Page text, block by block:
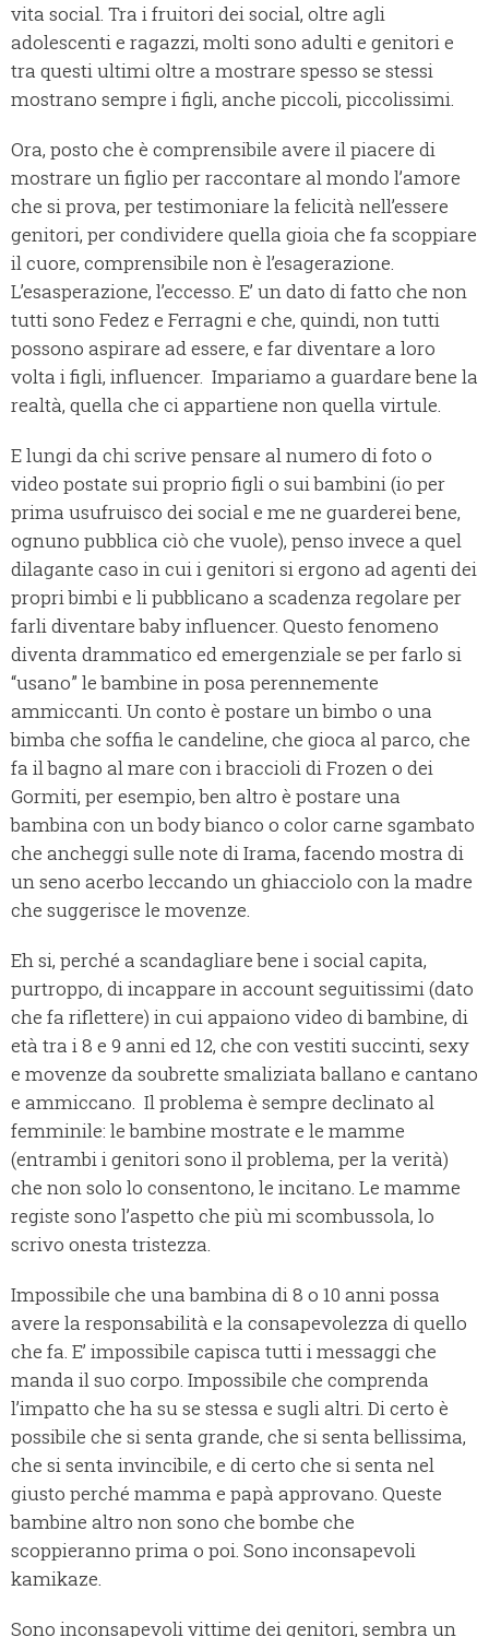
vita social. Tra i fruitori dei social, oltre agli
adolescenti e ragazzi, molti sono adulti e genitori e
tra questi ultimi oltre a mostrare spesso se stessi
mostrano sempre i figli, anche piccoli, piccolissimi.
Ora, posto che è comprensibile avere il piacere di
mostrare un figlio per raccontare al mondo l’amore
che si prova, per testimoniare la felicità nell’essere
genitori, per condividere quella gioia che fa scoppiare
il cuore, comprensibile non è l’esagerazione.
L’esasperazione, l’eccesso. E’ un dato di fatto che non
tutti sono Fedez e Ferragni e che, quindi, non tutti
possono aspirare ad essere, e far diventare a loro
volta i figli, influencer. Impariamo a guardare bene la
realtà, quella che ci appartiene non quella virtule.
E lungi da chi scrive pensare al numero di foto o
video postate sui proprio figli o sui bambini (io per
prima usufruisco dei social e me ne guarderei bene,
ognuno pubblica ciò che vuole), penso invece a quel
dilagante caso in cui i genitori si ergono ad agenti dei
propri bimbi e li pubblicano a scadenza regolare per
farli diventare baby influencer. Questo fenomeno
diventa drammatico ed emergenziale se per farlo si
“usano” le bambine in posa perennemente
ammiccanti. Un conto è postare un bimbo o una
bimba che soffia le candeline, che gioca al parco, che
fa il bagno al mare con i braccioli di Frozen o dei
Gormiti, per esempio, ben altro è postare una
bambina con un body bianco o color carne sgambato
che ancheggi sulle note di Irama, facendo mostra di
un seno acerbo leccando un ghiacciolo con la madre
che suggerisce le movenze.
Eh si, perché a scandagliare bene i social capita,
purtroppo, di incappare in account seguitissimi (dato
che fa riflettere) in cui appaiono video di bambine, di
età tra i 8 e 9 anni ed 12, che con vestiti succinti, sexy
e movenze da soubrette smaliziata ballano e cantano
e ammiccano. Il problema è sempre declinato al
femminile: le bambine mostrate e le mamme
(entrambi i genitori sono il problema, per la verità)
che non solo lo consentono, le incitano. Le mamme
registe sono l’aspetto che più mi scombussola, lo
scrivo onesta tristezza.
Impossibile che una bambina di 8 o 10 anni possa
avere la responsabilità e la consapevolezza di quello
che fa. E’ impossibile capisca tutti i messaggi che
manda il suo corpo. Impossibile che comprenda
l’impatto che ha su se stessa e sugli altri. Di certo è
possibile che si senta grande, che si senta bellissima,
che si senta invincibile, e di certo che si senta nel
giusto perché mamma e papà approvano. Queste
bambine altro non sono che bombe che
scoppieranno prima o poi. Sono inconsapevoli
kamikaze.
Sono inconsapevoli vittime dei genitori, sembra un